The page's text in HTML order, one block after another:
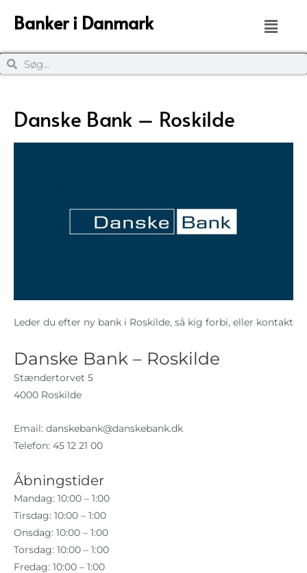
Banker i Danmark
Danske Bank – Roskilde
Leder du efter ny bank i Roskilde, så kig forbi, eller kontakt
Danske Bank – Roskilde
Stændertorvet 5
4000 Roskilde
Email: danskebank@danskebank.dk
Telefon: 45 12 21 00
Åbningstider
Mandag: 10:00 – 1:00
Tirsdag: 10:00 – 1:00
Onsdag: 10:00 – 1:00
Torsdag: 10:00 – 1:00
Fredag: 10:00 – 1:00